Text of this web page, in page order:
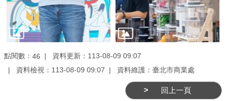
商
業
管
商
點閱數： 46
資料更新：113-08-09 09:07
資料檢視：113-08-09 09:07
資料維護：臺北市商業處
回上一頁